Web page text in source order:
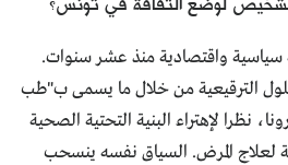
واقتصادية منذ عشر سنوات.
الترقيعية من خلال ما يسمى ب"طب
نظرا لإهتراء البنية التحتية الصحية
لعلاج المرض. السياق نفسه ينسحب